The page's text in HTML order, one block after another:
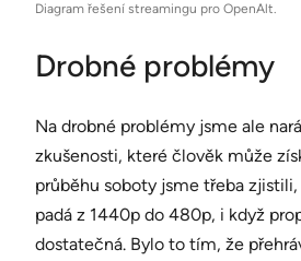
Diagram řešení streamingu pro OpenAlt.
Drobné problémy
Na drobné problémy jsme ale
zkušenosti, které člověk může
průběhu soboty jsme třeba
padá z 1440p do 480p, i když
dostatečná. Bylo to tím, že